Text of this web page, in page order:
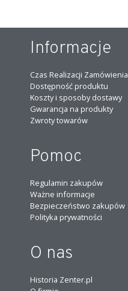
Informacje
Czas Realizacji Zamówienia
Dostępność produktu
Koszty i sposoby dostawy
Gwarancja na produkty
Zwroty towarów
Pomoc
Regulamin zakupów
Ważne informacje
Bezpieczeństwo zakupów
Polityka prywatności
O nas
Historia Zenter.pl